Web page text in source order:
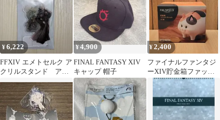
¥6,222
FFXIV エメトセルク ア
クリルスタンド アク
スタ FF14
¥4,900
FINAL FANTASY XIV
キャップ 帽子
¥2,400
ファイナルファンタジ
ーXIV貯金箱ファット
キャット全１種